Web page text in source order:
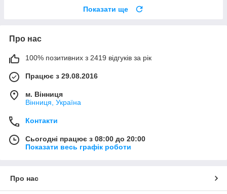
Показати ще
Про нас
100% позитивних з 2419 відгуків за рік
Працює з 29.08.2016
м. Вінниця
Вінниця, Україна
Контакти
Сьогодні працює з 08:00 до 20:00
Показати весь графік роботи
Про нас